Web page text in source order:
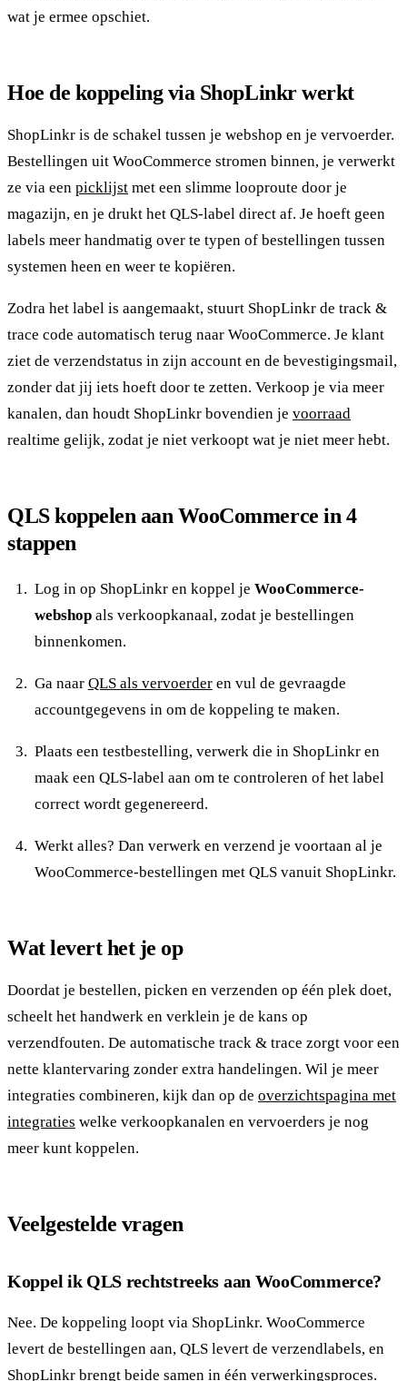
wat je ermee opschiet.
Hoe de koppeling via ShopLinkr werkt
ShopLinkr is de schakel tussen je webshop en je vervoerder.
Bestellingen uit WooCommerce stromen binnen, je verwerkt
ze via een picklijst met een slimme looproute door je
magazijn, en je drukt het QLS-label direct af. Je hoeft geen
labels meer handmatig over te typen of bestellingen tussen
systemen heen en weer te kopiëren.
Zodra het label is aangemaakt, stuurt ShopLinkr de track &
trace code automatisch terug naar WooCommerce. Je klant
ziet de verzendstatus in zijn account en de bevestigingsmail,
zonder dat jij iets hoeft door te zetten. Verkoop je via meer
kanalen, dan houdt ShopLinkr bovendien je voorraad
realtime gelijk, zodat je niet verkoopt wat je niet meer hebt.
QLS koppelen aan WooCommerce in 4
stappen
Log in op ShopLinkr en koppel je WooCommerce-
webshopals verkoopkanaal, zodat je bestellingen
binnenkomen.
Ga naar QLS als vervoerderen vul de gevraagde
accountgegevens in om de koppeling te maken.
Plaats een testbestelling, verwerk die in ShopLinkr en
maak een QLS-label aan om te controleren of het label
correct wordt gegenereerd.
Werkt alles? Dan verwerk en verzend je voortaan al je
WooCommerce-bestellingen met QLS vanuit ShopLinkr.
Wat levert het je op
Doordat je bestellen, picken en verzenden op één plek doet,
scheelt het handwerk en verklein je de kans op
verzendfouten. De automatische track & trace zorgt voor een
nette klantervaring zonder extra handelingen. Wil je meer
integraties combineren, kijk dan op de overzichtspagina met
integraties welke verkoopkanalen en vervoerders je nog
meer kunt koppelen.
Veelgestelde vragen
Koppel ik QLS rechtstreeks aan WooCommerce?
Nee. De koppeling loopt via ShopLinkr. WooCommerce
levert de bestellingen aan, QLS levert de verzendlabels, en
ShopLinkr brengt beide samen in één verwerkingsproces.